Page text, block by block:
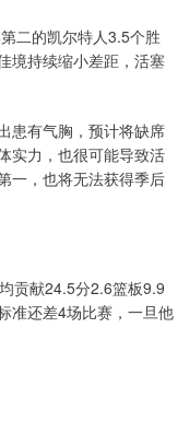
二的凯尔特人3.5个胜
境持续缩小差距，活塞
患有气胸，预计将缺席
实力，也很可能导致活
一，也将无法获得季后
贡献24.5分2.6篮板9.9
准还差4场比赛，一旦他